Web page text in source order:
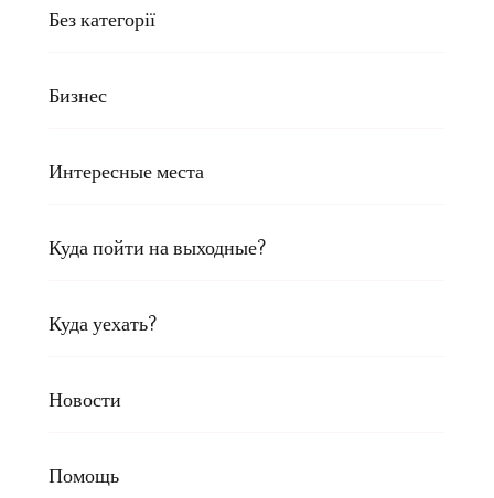
Без категорії
Бизнес
Интересные места
Куда пойти на выходные?
Куда уехать?
Новости
Помощь